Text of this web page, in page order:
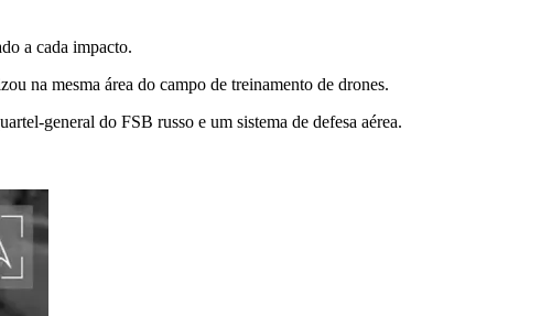
a cada impacto.
na mesma área do campo de treinamento de drones.
general do FSB russo e um sistema de defesa aérea.